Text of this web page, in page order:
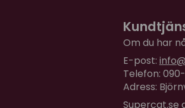
Om du har
E-post:
Telefon:
Adress:
Supercat.se